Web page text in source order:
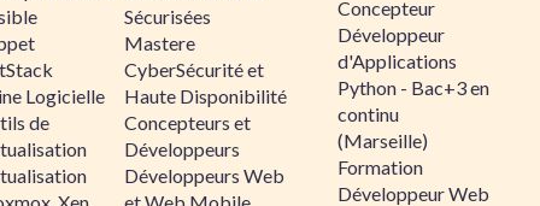
Logicielle
de
Sécurisées
Mastere
CyberSécurité et
Haute Disponibilité
Concepteurs et
Développeurs
Développeurs Web
Concepteur
Développeur
d'Applications
Python - Bac+3 en
continu
(Marseille)
Formation
Développeur Web